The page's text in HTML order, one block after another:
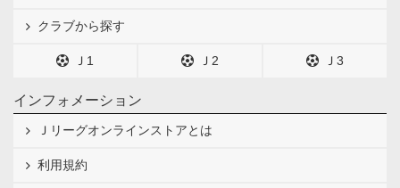
クラブから探す
Ｊ1 Ｊ2 Ｊ3
インフォメーション
Ｊリーグオンラインストアとは
利用規約